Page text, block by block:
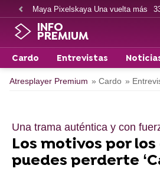
Maya Pixelskaya Una vuelta más
INFO
PREMIUM
Cardo Entrevistas
Atresplayer Premium » Cardo »
Una trama auténtica y con
Los motivos por los
puedes perderte